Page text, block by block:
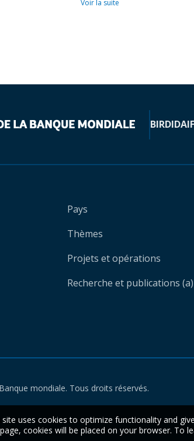
Voir la suite
BIRDIDA
Pays
Thèmes
Projets et opérations
Recherche et publications (a)
mondiale. Tous droits réservés.
site uses cookies to optimize functionality and
cookies will be placed on your browser. To